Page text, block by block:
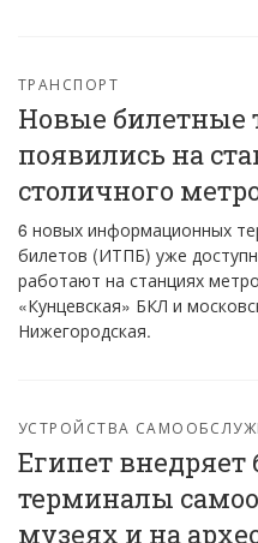
ТРАНСПОРТ
Новые билетные
появились на
столичного
6 новых информационных
билетов (ИТПБ) уже
работают на станциях
«Кунцевская» БКЛ и
Нижегородская.
УСТРОЙСТВА
Египет внедряет
терминалы
музеях и на